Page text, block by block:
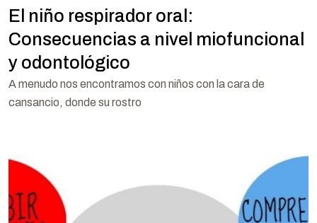
El niño respirador oral:
Consecuencias a nivel miofuncional
y odontológico
A menudo nos encontramos con niños con la cara de
cansancio, donde su rostro